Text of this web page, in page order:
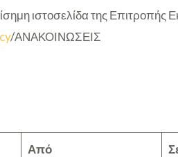
ιστοσελίδα της Επιτροπής
/ΑΝΑΚΟΙΝΩΣΕΙΣ
Από